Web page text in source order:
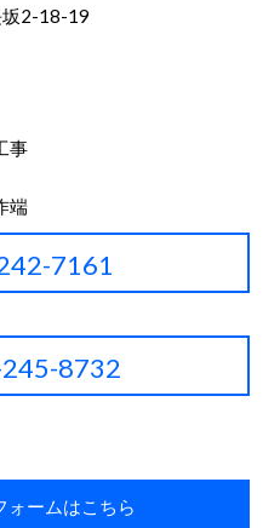
2-18-19
事
端
7161
8732
ォームはこちら